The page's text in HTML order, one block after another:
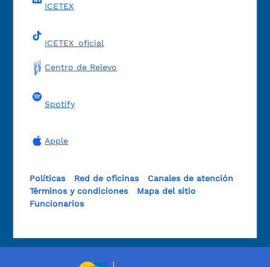
ICETEX
ICETEX_oficial
Centro de Relevo
Spotify
Apple
Políticas Red de oficinas
Canales de atención
Términos y condiciones
Mapa del sitio
Funcionarios